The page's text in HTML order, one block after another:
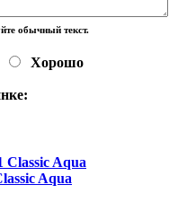
обычный текст.
Хорошо
Aqua